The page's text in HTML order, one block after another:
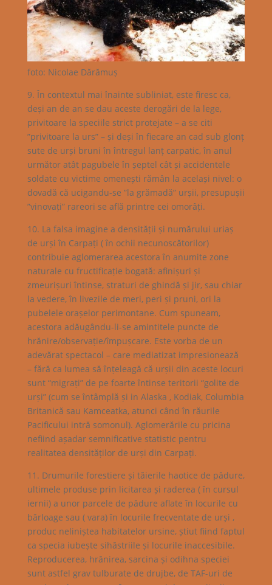
foto: Nicolae Dărămuș
9. În contextul mai înainte subliniat, este firesc ca,
deși an de an se dau aceste derogări de la lege,
privitoare la speciile strict protejate – a se citi
”privitoare la urs” – și deși în fiecare an cad sub glonț
sute de urși bruni în întregul lanț carpatic, în anul
următor atât pagubele în șeptel cât și accidentele
soldate cu victime omenești rămân la același nivel: o
dovadă că ucigandu-se ”la grămadă” urșii, presupușii
”vinovați” rareori se află printre cei omorâți.
10. La falsa imagine a densității și numărului uriaș
de urși în Carpați ( în ochii necunoscătorilor)
contribuie aglomerarea acestora în anumite zone
naturale cu fructificație bogată: afinișuri și
zmeurișuri întinse, straturi de ghindă și jir, sau chiar
la vedere, în livezile de meri, peri și pruni, ori la
pubelele orașelor perimontane. Cum spuneam,
acestora adăugându-li-se amintitele puncte de
hrănire/observație/împușcare. Este vorba de un
adevărat spectacol – care mediatizat impresionează
– fără ca lumea să înțeleagă că urșii din aceste locuri
sunt “migrați” de pe foarte întinse teritorii “golite de
urși” (cum se întâmplă și in Alaska , Kodiak, Columbia
Britanică sau Kamceatka, atunci când în răurile
Pacificului intră somonul). Aglomerările cu pricina
nefiind așadar semnificative statistic pentru
realitatea densităților de urși din Carpați.
11. Drumurile forestiere și tăierile haotice de pădure,
ultimele produse prin licitarea și raderea ( în cursul
iernii) a unor parcele de pădure aflate în locurile cu
bârloage sau ( vara) în locurile frecventate de urși ,
produc neliniștea habitatelor ursine, știut fiind faptul
ca specia iubește sihăstriile și locurile inaccesibile.
Reproducerea, hrănirea, sarcina și odihna speciei
sunt astfel grav tulburate de drujbe, de TAF-uri de